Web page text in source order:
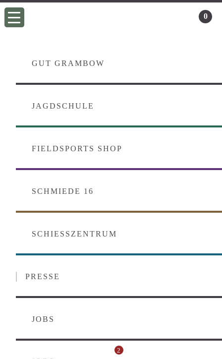
Zur
Hauptnavigation
springen
Skip
main
0
GUT GRAMBOW
JAGDSCHULE
FIELDSPORTS SHOP
SCHMIEDE 16
SCHIESSZENTRUM
PRESSE
JOBS
2